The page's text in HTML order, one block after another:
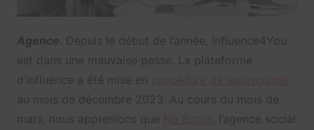
Agence . Depuis le début de l’année, Influence4You
est dans une mauvaise passe. La plateforme
d’influence a été mise en
au mois de décembre 2023. Au cours du mois de
mars, nous apprenions que
, l’agence social